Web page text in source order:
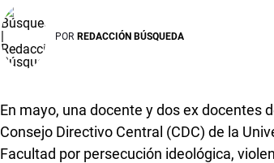
POR REDACCIÓN BÚSQUEDA
En mayo, una docente y dos ex docentes
Consejo Directivo Central (CDC) de la
Facultad por persecución ideológica,